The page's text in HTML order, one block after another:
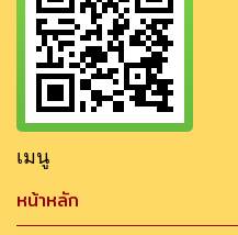
เมนู
หน้าหลัก